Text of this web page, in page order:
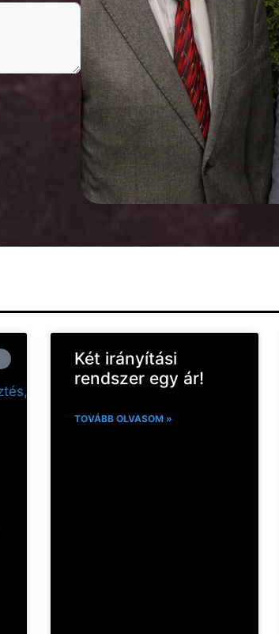
Két irányítási
rendszer egy ár!
TOVÁBB OLVASOM »